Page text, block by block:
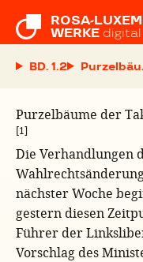
ROSA-
WERKE digital
BD. 1.2
Purzelbäume der
[1]
Die Verhandlungen
nächster Woche
gestern diesen
Führer der
Vorschlag des